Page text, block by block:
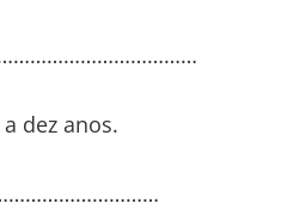
dez anos.